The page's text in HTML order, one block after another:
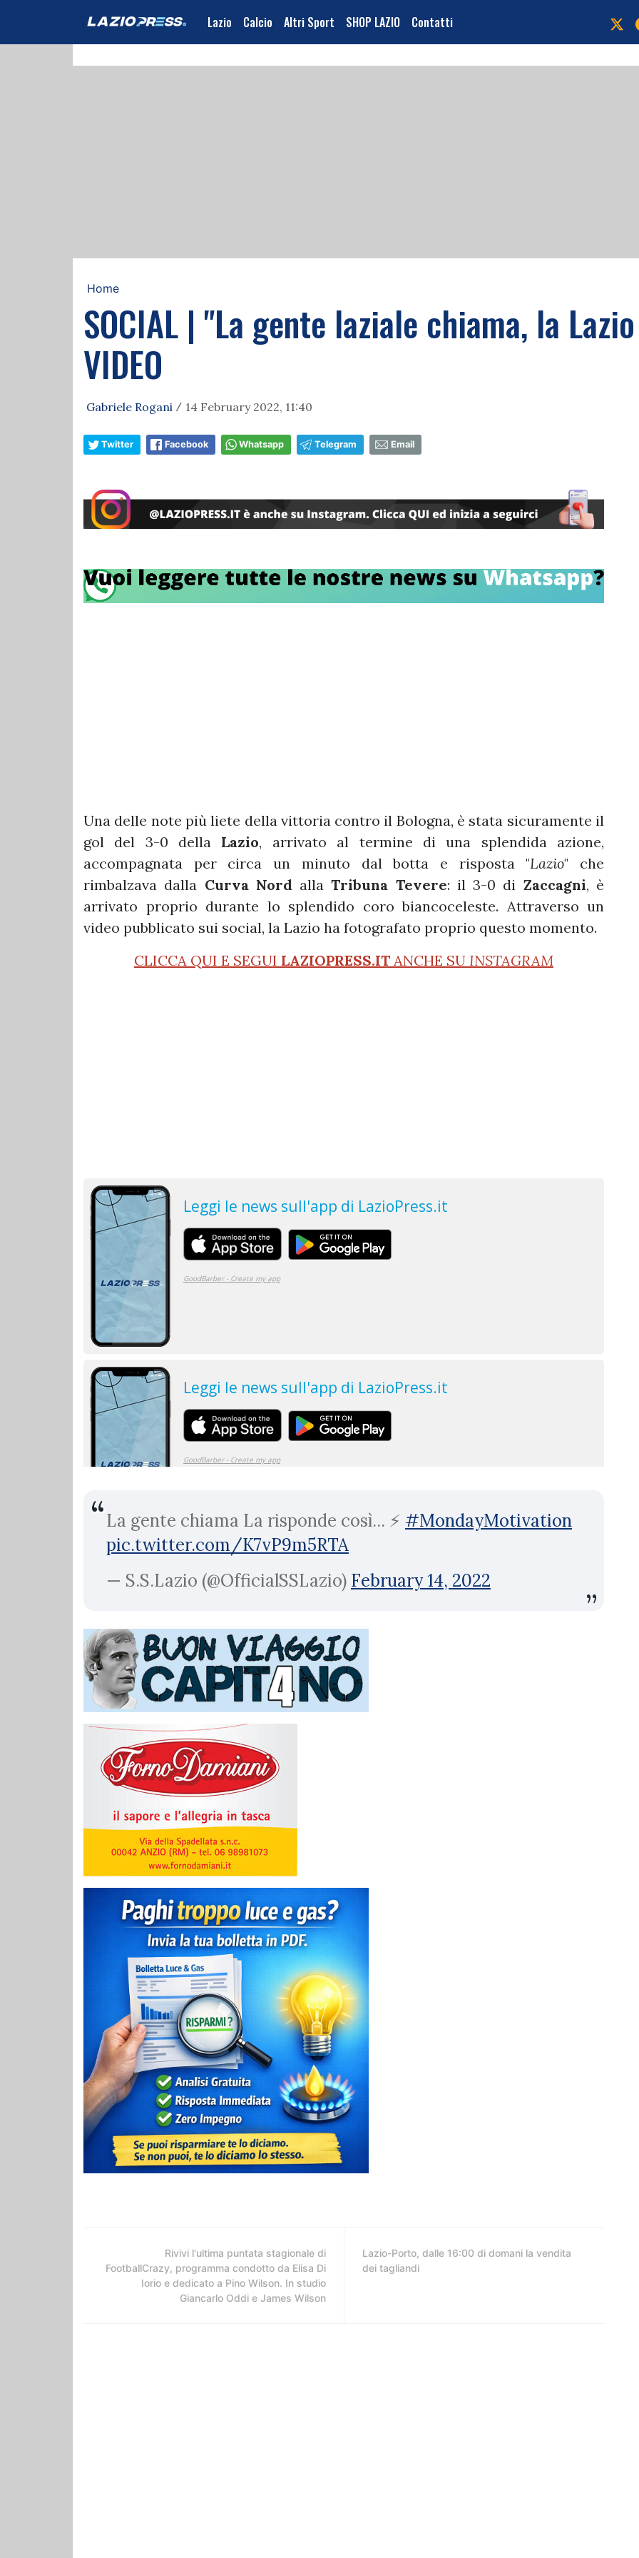
Lazio Calcio Altri Sport SHOP LAZIO Contatti
Home
SOCIAL | "La gente laziale chiama, la
VIDEO
Gabriele Rogani / 14 February 2022, 11:40
Twitter Facebook Whatsapp Telegram Email
Una delle note più liete della vittoria contro il Bologna, è stata sicuramente il
gol del 3-0 della Lazio, arrivato al termine di una splendida azione,
accompagnata per circa un minuto dal botta e risposta "Lazio" che
rimbalzava dalla Curva Nord allaTribuna Tevere: il 3-0 di Zaccagni, è
arrivato proprio durante lo splendido coro biancoceleste. Attraverso un
video pubblicato sui social, la Lazio ha fotografato proprio questo momento.
CLICCA QUI E SEGUI LAZIOPRESS.IT ANCHE SU INSTAGRAM
La gente chiama La risponde così... ⚡️ #MondayMotivation
pic.twitter.com/K7vP9m5RTA
— S.S.Lazio (@OfficialSSLazio) February 14, 2022
Rivivi l'ultima puntata stagionale di
FootballCrazy, programma condotto da Elisa Di
Iorio e dedicato a Pino Wilson. In studio
Giancarlo Oddi e James Wilson
Lazio-Porto, dalle 16:00 di domani la vendita
dei tagliandi